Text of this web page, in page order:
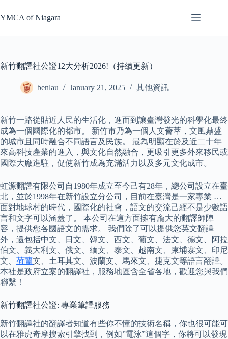
to
content
YMCA of Niagara
新竹翻譯社公證12大分析2026!（持續更新）
benlau January 21, 2025 其他資訊
新竹一路從貼近人民的生活化，進而到讓臺灣發光的科學化最終
成為一個國際化的都市。 新竹市乃為一個人文薈萃，文風鼎盛
的城市且同時融合不同語言及民族。 最為明顯在於及近二十年
來高科技產業的進入，與文化自然融合，更吸引更多外來移民或
國際大廠進駐，促使新竹成為充滿活力以及多元文化成市。
虹源翻譯有限公司自1980年成立至今己有28年，總公司設立在臺
北，並於1998年在新竹設立分公司，目前在臺灣是一家專業 …
面對地球村的時代，國際化的社會，語文的交流己經不是少數語
言和文字可以涵蓋了。 本公司在這方面擁有龐大的翻譯師陣
容，提供您各國語文的需求。 我們除了可以提供您英文翻譯
外，還包括中文、日文、韓文、西文、葡文、法文、德文、阿拉
伯文、義大利文、俄文、緬文、泰文、越南文、柬埔寨文、印尼
文、 荷蘭文、土耳其文、波蘭文、馬來文、捷克文等語言翻譯。
本社是政府立案的翻譯社，服務地區含全省各地，歡迎您與我們
聯繫！
新竹翻譯社公證: 專業筆譯服務
新竹翻譯社的翻譯者知道有些你不懂的技術名稱，你也很可能可
以在雅虎奇摩搜索引擎找到，例如”電泳”這個字，你將可以發現